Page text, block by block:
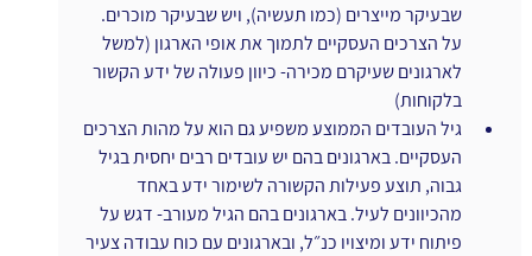
שבעיקר מייצרים (כמו תעשיה), ויש שבעיקר מוכרים.
על הצרכים העסקיים לתמוך את אופי הארגון (למשל
לארגונים שעיקרם מכירה- כיוון פעולה של ידע הקשור
בלקוחות)
גיל העובדים הממוצע משפיע גם הוא על מהות הצרכים
העסקיים. בארגונים בהם יש עובדים רבים יחסית בגיל
גבוה, תוצע פעילות הקשורה לשימור ידע באחד
מהכיוונים לעיל. בארגונים בהם הגיל מעורב- דגש על
פיתוח ידע ומיצויו כנ״ל, ובארגונים עם כוח עבודה צעיר